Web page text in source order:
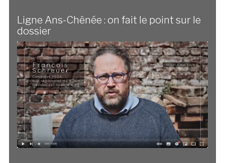
Ligne Ans-Chênée : on fait le point sur le
dossier